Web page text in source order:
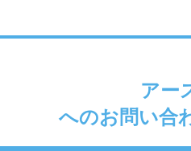
アー
へのお問い合